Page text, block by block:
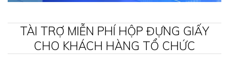
TÀI TRỢ MIỄN PHÍ HỘP ĐỰNG GIẤY
CHO KHÁCH HÀNG TỔ CHỨC